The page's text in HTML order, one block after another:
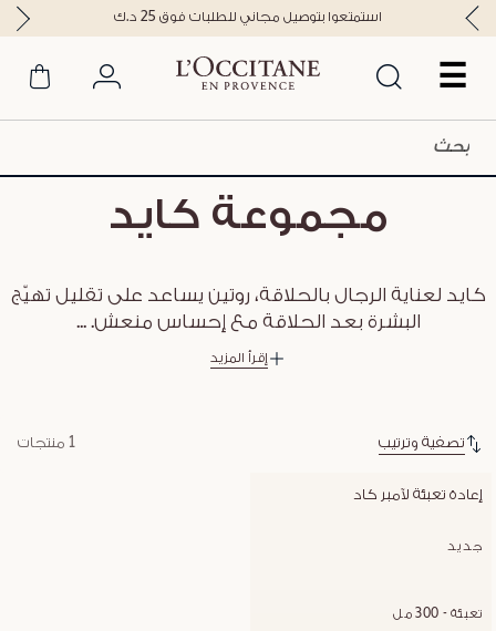
☰
استمتعوا بتوصيل مجاني للطلبات فوق 25 د.ك
مجموعة كايد
كايد لعناية الرجال بالحلاقة، روتين يساعد على تقليل تهيّج
البشرة بعد الحلاقة مع إحساس منعش....
إقرأ المزيد
تصفية وترتيب 1 منتجات
إعادة تعبئة لآمبر كاد
جديد
تعبئة - 300 مل